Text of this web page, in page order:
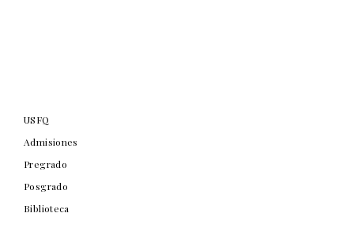
USFQ
Admisiones
Pregrado
Posgrado
Biblioteca